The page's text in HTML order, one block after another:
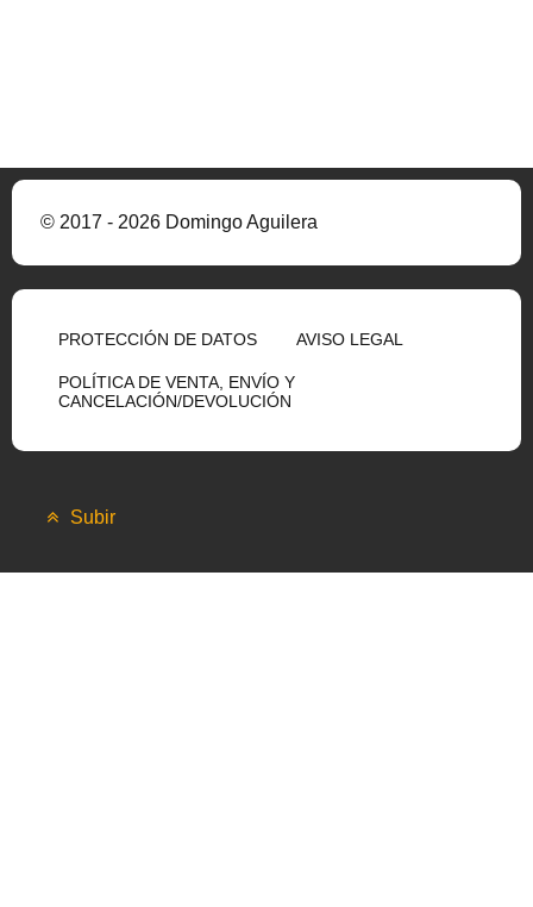
© 2017 - 2026 Domingo Aguilera
PROTECCIÓN DE DATOS AVISO LEGAL
POLÍTICA DE VENTA, ENVÍO Y
CANCELACIÓN/DEVOLUCIÓN
Subir